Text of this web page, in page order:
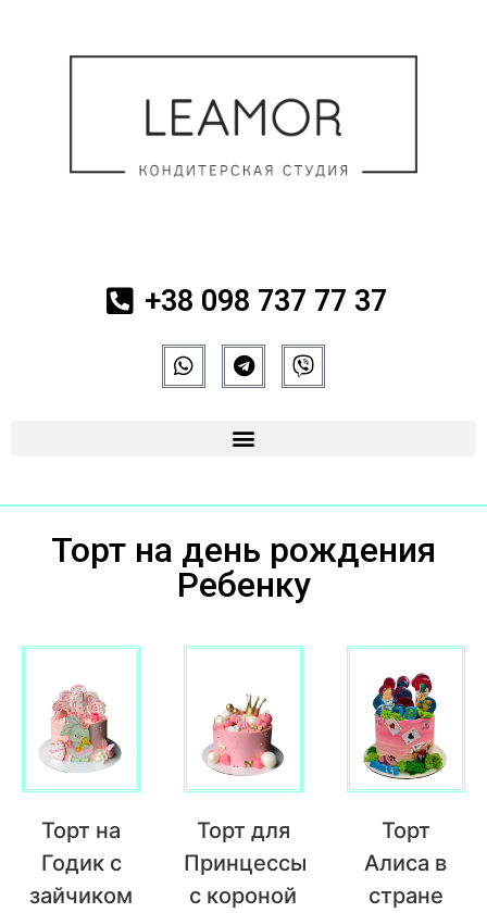
+38 098 737 77 37
Торт на день рождения
Ребенку
Торт на
Годик с
зайчиком
Торт для
Принцессы
с короной
Торт
Алиса в
стране